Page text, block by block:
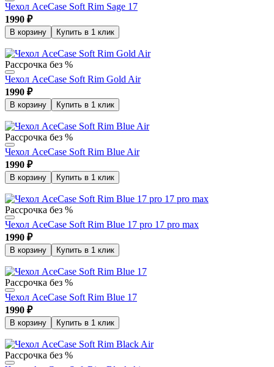
Чехол AceCase Soft Rim Sage 17
1990 ₽
В корзину Купить в 1 клик
Рассрочка без %
Чехол AceCase Soft Rim Gold Air
1990 ₽
В корзину Купить в 1 клик
Рассрочка без %
Чехол AceCase Soft Rim Blue Air
1990 ₽
В корзину Купить в 1 клик
Рассрочка без %
Чехол AceCase Soft Rim Blue 17 pro 17 pro max
1990 ₽
В корзину Купить в 1 клик
Рассрочка без %
Чехол AceCase Soft Rim Blue 17
1990 ₽
В корзину Купить в 1 клик
Рассрочка без %